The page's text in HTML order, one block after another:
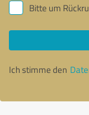
Bitte um
Ich stimme den